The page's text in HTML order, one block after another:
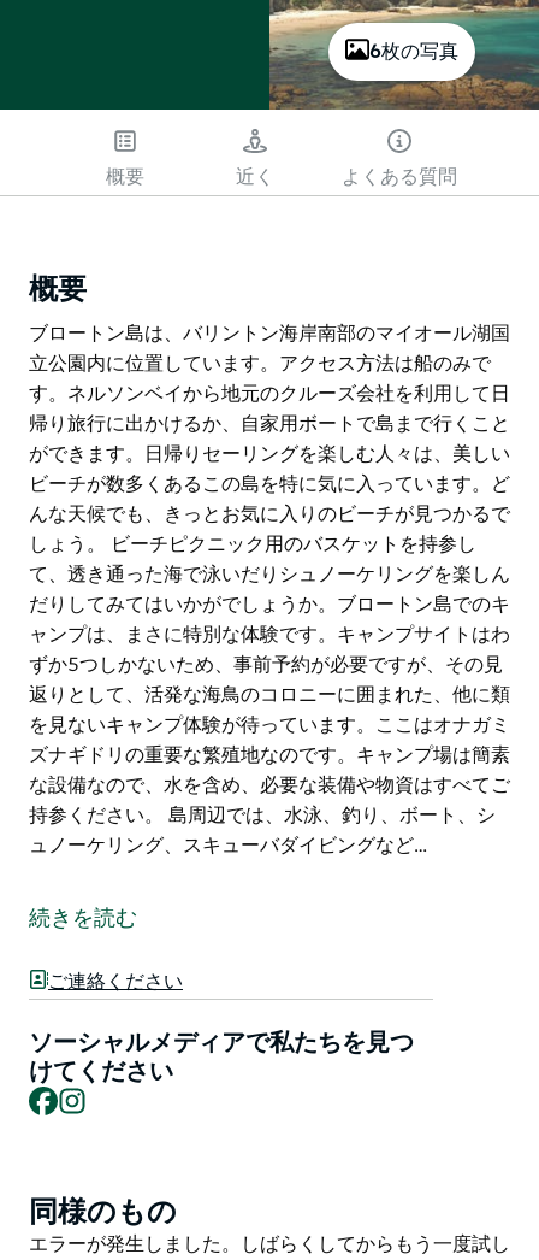
6枚の写真
概要 近く よくある質問
概要
ブロートン島は、バリントン海岸南部のマイオール湖国
立公園内に位置しています。アクセス方法は船のみで
す。ネルソンベイから地元のクルーズ会社を利用して日
帰り旅行に出かけるか、自家用ボートで島まで行くこと
ができます。日帰りセーリングを楽しむ人々は、美しい
ビーチが数多くあるこの島を特に気に入っています。ど
んな天候でも、きっとお気に入りのビーチが見つかるで
しょう。 ビーチピクニック用のバスケットを持参し
て、透き通った海で泳いだりシュノーケリングを楽しん
だりしてみてはいかがでしょうか。ブロートン島でのキ
ャンプは、まさに特別な体験です。キャンプサイトはわ
ずか5つしかないため、事前予約が必要ですが、その見
返りとして、活発な海鳥のコロニーに囲まれた、他に類
を見ないキャンプ体験が待っています。ここはオナガミ
ズナギドリの重要な繁殖地なのです。キャンプ場は簡素
な設備なので、水を含め、必要な装備や物資はすべてご
持参ください。 島周辺では、水泳、釣り、ボート、シ
ュノーケリング、スキューバダイビングなど…
立公園内に位置しています。アクセス方法は船のみで
す。ネルソンベイから地元のクルーズ会社を利用して日
帰り旅行に出かけるか、自家用ボートで島まで行くこと
ができます。日帰りセーリングを楽しむ人々は、美しい
ビーチが数多くあるこの島を特に気に入っています。ど
んな天候でも、きっとお気に入りのビーチが見つかるで
しょう。
さに特別な体験です。キャンプサイトはわずか5つしか
ないため、事前予約が必要ですが、その見返りとして、
続きを読む
ご連絡ください
ソーシャルメディアで私たちを見つ
けてください
Facebook
Product
List
同様のもの
Product
エラーが発生しました。しばらくしてからもう一度試し